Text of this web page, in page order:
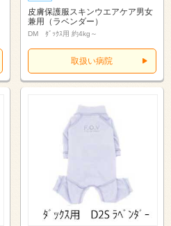
皮膚保護服スキンウエアケア男女
兼用（ラベンダー）
DM ﾀﾞｯｸｽ用 約4kg～
取扱い病院